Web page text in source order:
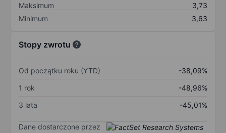
Maksimum
3,73
Minimum
3,63
Stopy zwrotu
Od początku roku (YTD)
-38,09%
1 rok
-48,96%
3 lata
-45,01%
Dane dostarczone przez